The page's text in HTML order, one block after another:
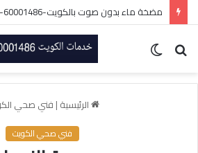
مضخة ماء بدون صوت بالكويت-60001486-اتصل الان
بحث
الرئيسية | فني صحي
فني صحي الكويت